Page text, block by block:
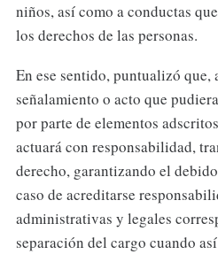
niños, así como a conductas
los derechos de las personas.
En ese sentido, puntualizó que,
señalamiento o acto que
por parte de elementos
actuará con responsabilidad,
derecho, garantizando el
caso de acreditarse
administrativas y legales
separación del cargo cuando